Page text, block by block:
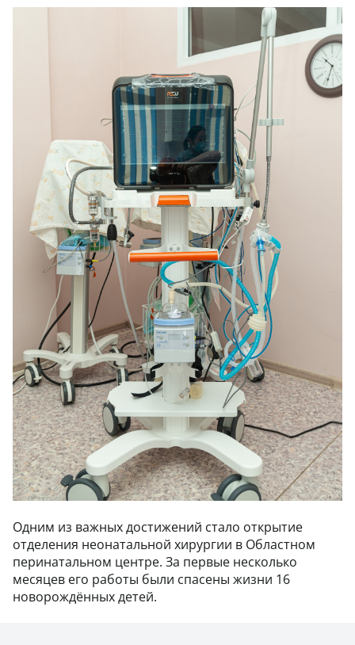
Одним из важных достижений стало открытие
отделения неонатальной хирургии в Областном
перинатальном центре. За первые несколько
месяцев его работы были спасены жизни 16
новорождённых детей.